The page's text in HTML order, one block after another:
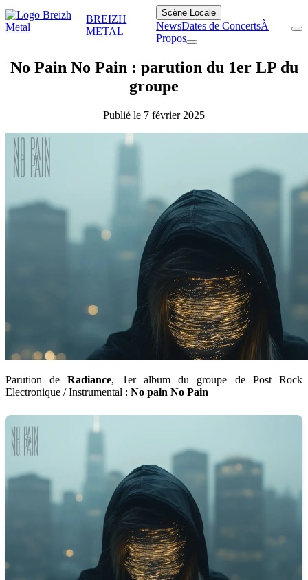
BREIZH
METAL
Scène Locale
NewsDates de ConcertsÀ
Propos
No Pain No Pain : parution du 1er LP du
groupe
Publié le 7 février 2025
Parution deRadiance, 1er album du groupe de Post Rock
Electronique / Instrumental : No pain No Pain